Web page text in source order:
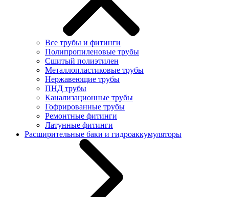
Все трубы и фитинги
Полипропиленовые трубы
Сшитый полиэтилен
Металлопластиковые трубы
Нержавеющие трубы
ПНД трубы
Канализационные трубы
Гофрированные трубы
Ремонтные фитинги
Латунные фитинги
Расширительные баки и гидроаккумуляторы